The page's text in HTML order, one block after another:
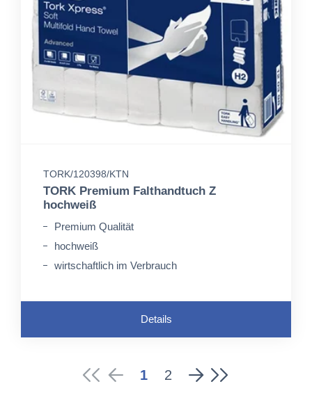
TORK/120398/KTN
TORK Premium Falthandtuch Z
hochweiß
Premium Qualität
hochweiß
wirtschaftlich im Verbrauch
Details
1 2